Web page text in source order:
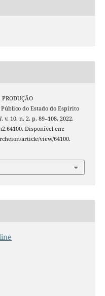
Público do Estado do Espírito
, v. 10, n. 2, p. 89–108, 2022.
Disponível em:
article/view/64100.